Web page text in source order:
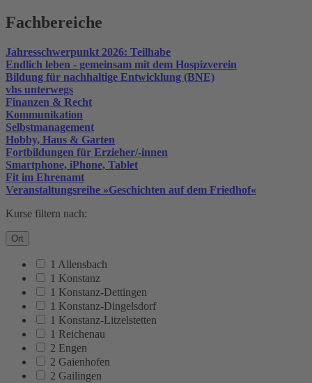
Fachbereiche
Jahresschwerpunkt 2026: Teilhabe
Endlich leben - gemeinsam mit dem Hospizverein
Bildung für nachhaltige Entwicklung (BNE)
vhs unterwegs
Finanzen & Recht
Kommunikation
Selbstmanagement
Hobby, Haus & Garten
Fortbildungen für Erzieher/-innen
Smartphone, iPhone, Tablet
Fit im Ehrenamt
Veranstaltungsreihe »Geschichten auf dem Friedhof«
Kurse filtern nach:
Ort
1 Allensbach
1 Konstanz
1 Konstanz-Dettingen
1 Konstanz-Dingelsdorf
1 Konstanz-Litzelstetten
1 Reichenau
2 Engen
2 Gaienhofen
2 Gailingen